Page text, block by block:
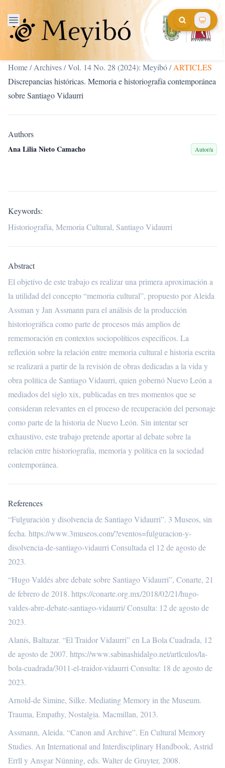
Home/ Archives/Vol. 14 No. 28 (2024): Meyibó/ ARTICLES
Discrepancias históricas. Memoria e historiografía contemporánea
sobre Santiago Vidaurri
Authors
Ana Lilia Nieto Camacho
Autor/a
Keywords:
Historiografía, Memoria Cultural, Santiago Vidaurri
Abstract
El objetivo de este trabajo es realizar una primera aproximación a
la utilidad del concepto “memoria cultural”, propuesto por Aleida
Assman y Jan Assmann para el análisis de la producción
historiográfica como parte de procesos más amplios de
rememoración en contextos sociopolíticos específicos. La
reflexión sobre la relación entre memoria cultural e historia escrita
se realizará a partir de la revisión de obras dedicadas a la vida y
obra política de Santiago Vidaurri, quien gobernó Nuevo León a
mediados del siglo xix, publicadas en tres momentos que se
consideran relevantes en el proceso de recuperación del personaje
como parte de la historia de Nuevo León. Sin intentar ser
exhaustivo, este trabajo pretende aportar al debate sobre la
relación entre historiografía, memoria y política en la sociedad
contemporánea.
References
“Fulguración y disolvencia de Santiago Vidaurri”. 3 Museos, sin
fecha. https://www.3museos.com/?eventos=fulguracion-y-
disolvencia-de-santiago-vidaurri Consultada el 12 de agosto de
2023.
“Hugo Valdés abre debate sobre Santiago Vidaurri”, Conarte, 21
de febrero de 2018. https://conarte.org.mx/2018/02/21/hugo-
valdes-abre-debate-santiago-vidaurri/Consulta: 12 de agosto de
2023.
Alanís, Baltazar. “El Traidor Vidaurri” en La Bola Cuadrada, 12
de agosto de 2007. https://www.sabinashidalgo.net/artlculos/la-
bola-cuadrada/3011-el-traidor-vidaurri Consulta: 18 de agosto de
2023.
Arnold-de Simine, Silke. Mediating Memory in the Museum.
Trauma, Empathy, Nostalgia. Macmillan, 2013.
Assmann, Aleida. “Canon and Archive”. En Cultural Memory
Studies. An International and Interdisciplinary Handbook, Astrid
Errll y Ansgar Nünning, eds. Walter de Gruyter, 2008.